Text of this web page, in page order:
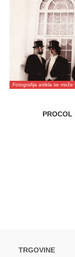
Fotografija artikla se
PROCOL
TRGOVINE